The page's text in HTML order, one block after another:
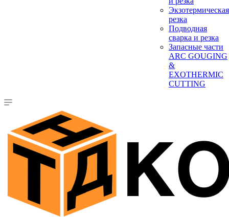
Экзотермическая
резка
Подводная
сварка и резка
Запасные части
ARC GOUGING
&
EXOTHERMIC
CUTTING